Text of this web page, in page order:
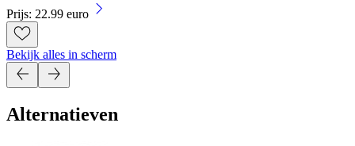
Prijs: 22.99 euro
Bekijk alles in scherm
Alternatieven